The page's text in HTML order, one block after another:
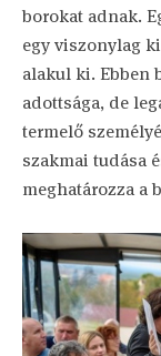
borokat adnak.
egy viszonylag
alakul ki. Ebben
adottsága, de
termelő
szakmai tudása
meghatározza a